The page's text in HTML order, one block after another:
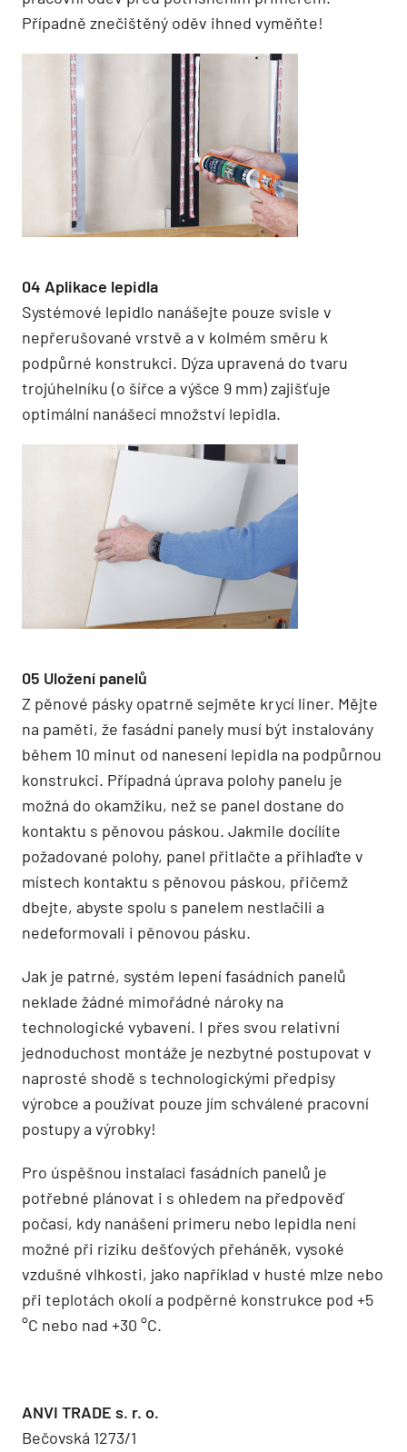
Případně znečištěný oděv ihned vyměňte!
04 Aplikace lepidla
Systémové lepidlo nanášejte pouze svisle v
nepřerušované vrstvě a v kolmém směru k
podpůrné konstrukci. Dýza upravená do tvaru
trojúhelníku (o šířce a výšce 9 mm) zajišťuje
optimální nanášecí množství lepidla.
05 Uložení panelů
Z pěnové pásky opatrně sejměte krycí liner. Mějte
na paměti, že fasádní panely musí být instalovány
během 10 minut od nanesení lepidla na podpůrnou
konstrukci. Případná úprava polohy panelu je
možná do okamžiku, než se panel dostane do
kontaktu s pěnovou páskou. Jakmile docílíte
požadované polohy, panel přitlačte a přihlaďte v
místech kontaktu s pěnovou páskou, přičemž
dbejte, abyste spolu s panelem nestlačili a
nedeformovali i pěnovou pásku.
Jak je patrné, systém lepení fasádních panelů
neklade žádné mimořádné nároky na
technologické vybavení. I přes svou relativní
jednoduchost montáže je nezbytné postupovat v
naprosté shodě s technologickými předpisy
výrobce a používat pouze jím schválené pracovní
postupy a výrobky!
Pro úspěšnou instalaci fasádních panelů je
potřebné plánovat i s ohledem na předpověď
počasí, kdy nanášení primeru nebo lepidla není
možné při riziku dešťových přeháněk, vysoké
vzdušné vlhkosti, jako například v husté mlze nebo
při teplotách okolí a podpěrné konstrukce pod +5
°C nebo nad +30 °C.
ANVI TRADE s. r. o.
Bečovská 1273/1